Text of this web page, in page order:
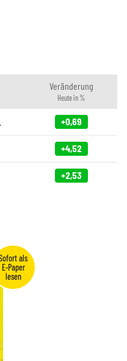
Veränderung
Heute in %
+0,69
+4,52
+2,53